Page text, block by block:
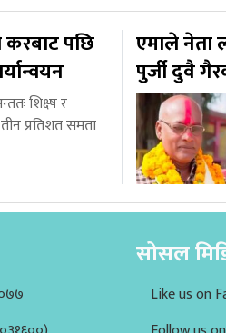
करबाट पछि
शिक्ष्ष र
प्रतिशत समता
एमाले नेता
पुर्जी दुवै
सोसल
Like us on